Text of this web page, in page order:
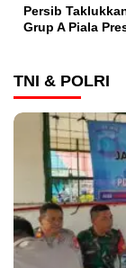
Persib
Grup A Piala
TNI & POLRI